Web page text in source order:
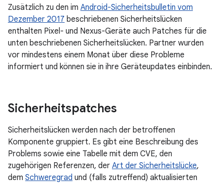
Zusätzlich zu den im Android-Sicherheitsbulletin vom
Dezember 2017 beschriebenen Sicherheitslücken
enthalten Pixel- und Nexus-Geräte auch Patches für die
unten beschriebenen Sicherheitslücken. Partner wurden
vor mindestens einem Monat über diese Probleme
informiert und können sie in ihre Geräteupdates einbinden.
Sicherheitspatches
Sicherheitslücken werden nach der betroffenen
Komponente gruppiert. Es gibt eine Beschreibung des
Problems sowie eine Tabelle mit dem CVE, den
zugehörigen Referenzen, der Art der Sicherheitslücke,
dem Schweregrad und (falls zutreffend) aktualisierten